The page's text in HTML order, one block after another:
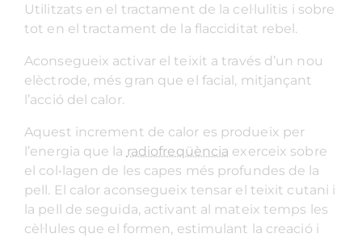
Utilitzats en el tractament de la cel·lulitis i sobre
tot en el tractament de la flacciditat rebel.
Aconsegueix activar el teixit a través d’un nou
elèctrode, més gran que el facial, mitjançant
l’acció del calor.
Aquest increment de calor es produeix per
l’energia que la radiofreqüència exerceix sobre
el col•lagen de les capes més profundes de la
pell. El calor aconsegueix tensar el teixit cutani i
la pell de seguida, activant al mateix temps les
cèl·lules que el formen, estimulant la creació i